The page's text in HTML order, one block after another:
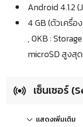
Android 4.1.2
4 GB (ตัวเครื่อ
, 0KB :
microSD สูงสุด
เซ็นเซอร์
แสดงเพิ่มเติม